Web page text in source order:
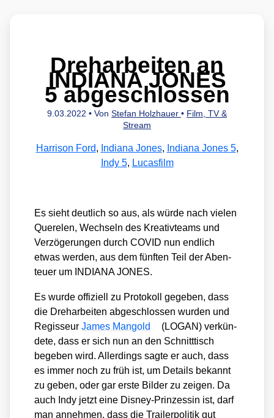
Dreharbeiten an
INDIANA JONES
5 abgeschlossen
9.03.2022 • Von Stefan Holzhauer • Film, TV &
Stream
Harrison Ford, Indiana Jones, Indiana Jones 5,
Indy 5, Lucasfilm
Es sieht deut­lich so aus, als wür­de nach vie­len
Que­re­len, Wech­seln des Krea­tiv­teams und
Ver­zö­ge­run­gen durch COVID nun end­lich
etwas wer­den, aus dem fünf­ten Teil der Aben­
teu­er um INDIANA JONES.
Es wur­de offi­zi­ell zu Pro­to­koll gege­ben, dass
die Dreh­ar­bei­ten abge­schlos­sen wur­den und
Regis­seurJames Man­gold
(LOGAN) ver­kün­
de­te, dass er sich nun an den Schnitt­tisch
bege­ben wird. Aller­dings sag­te er auch, dass
es immer noch zu früh ist, um Details bekannt
zu geben, oder gar ers­te Bil­der zu zei­gen. Da
auch Indy jetzt eine Dis­ney-Prin­zes­sin ist, darf
man anneh­men, dass die Trai­ler­po­li­tik gut